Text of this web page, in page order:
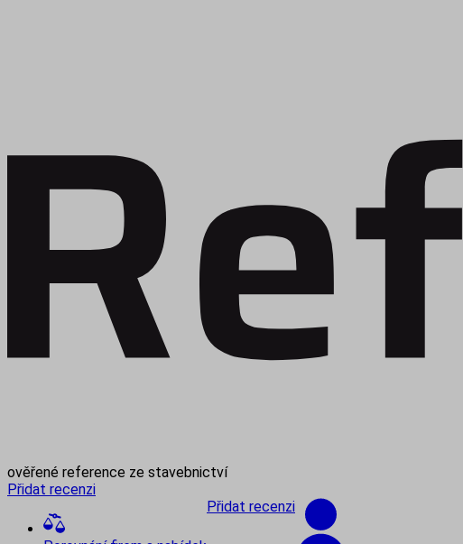
ověřené reference ze stavebnictví
Přidat recenzi
Přidat recenzi